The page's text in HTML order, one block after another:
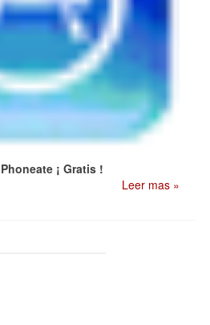
¡ Gratis !
Leer mas »